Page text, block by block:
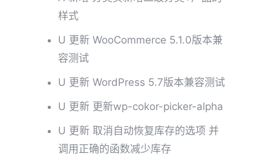
样式
U 更新 WooCommerce 5.1.0版本兼
容测试
U 更新 WordPress 5.7版本兼容测试
U 更新 更新wp-cokor-picker-alpha
U 更新 取消自动恢复库存的选项 并
调用正确的函数减少库存